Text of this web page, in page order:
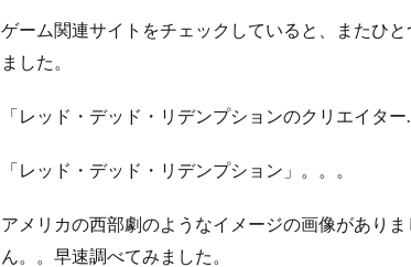
ゲーム関連サイトをチェックしていると、またひ
ました。
「レッド・デッド・リデンプションのクリエイター
「レッド・デッド・リデンプション」。。。
アメリカの西部劇のようなイメージの画像があり
ん。。早速調べてみました。